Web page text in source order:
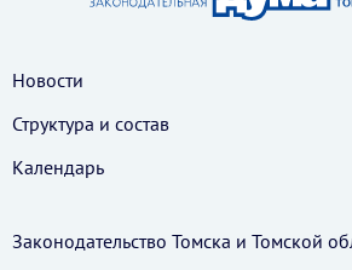
Новости
Структура и состав
Календарь
Законодательство Томска и Томской